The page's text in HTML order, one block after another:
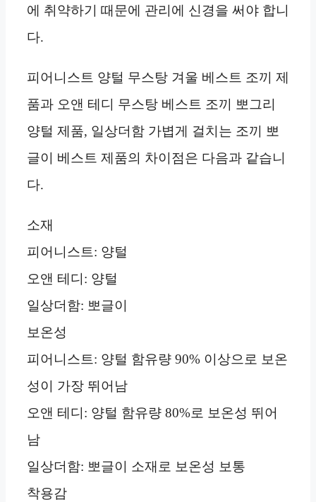
에 취약하기 때문에 관리에 신경을 써야 합니
다.
피어니스트 양털 무스탕 겨울 베스트 조끼 제
품과 오앤 테디 무스탕 베스트 조끼 뽀그리
양털 제품, 일상더함 가볍게 걸치는 조끼 뽀
글이 베스트 제품의 차이점은 다음과 같습니
다.
소재
피어니스트: 양털
오앤 테디: 양털
일상더함: 뽀글이
보온성
피어니스트: 양털 함유량 90% 이상으로 보온
성이 가장 뛰어남
오앤 테디: 양털 함유량 80%로 보온성 뛰어
남
일상더함: 뽀글이 소재로 보온성 보통
착용감